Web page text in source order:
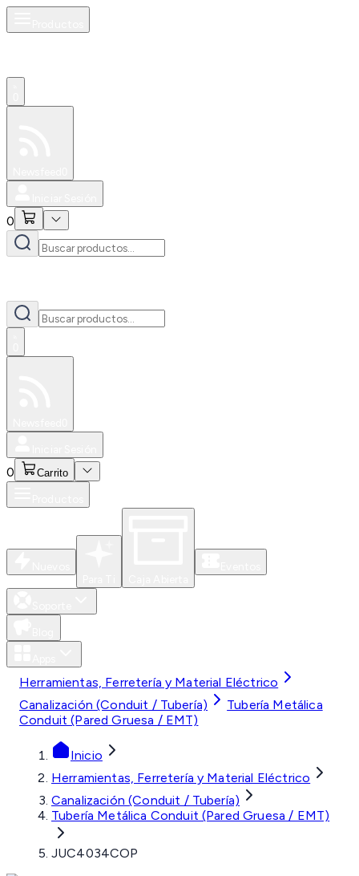
0
0 Carrito
Herramientas, Ferretería y Material Eléctrico
Canalización (Conduit / Tubería)
Tubería Metálica
Conduit (Pared Gruesa / EMT)
Inicio
Herramientas, Ferretería y Material Eléctrico
Canalización (Conduit / Tubería)
Tubería Metálica Conduit (Pared Gruesa / EMT)
JUC4034COP